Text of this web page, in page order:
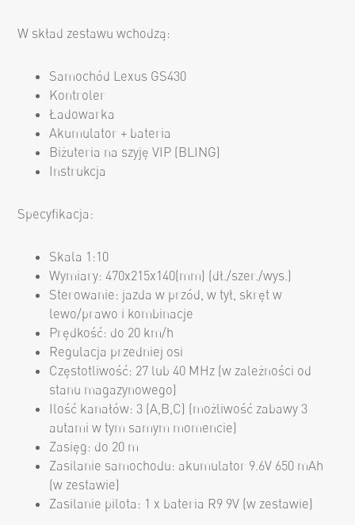
W skład zestawu wchodzą:
Samochód Lexus GS430
Kontroler
Ładowarka
Akumulator + bateria
Biżuteria na szyję VIP (BLING)
Instrukcja
Specyfikacja:
Skala 1:10
Wymiary: 470x215x140(mm) (dł./szer./wys.)
Sterowanie: jazda w przód, w tył, skręt w
lewo/prawo i kombinacje
Prędkość: do 20 km/h
Regulacja przedniej osi
Częstotliwość: 27 lub 40 MHz (w zależności od
stanu magazynowego)
Ilość kanałów: 3 (A,B,C) (możliwość zabawy 3
autami w tym samym momencie)
Zasięg: do 20 m
Zasilanie samochodu: akumulator 9.6V 650 mAh
(w zestawie)
Zasilanie pilota: 1 x bateria R9 9V (w zestawie)